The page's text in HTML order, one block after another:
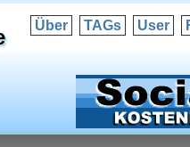
Über TAGs User